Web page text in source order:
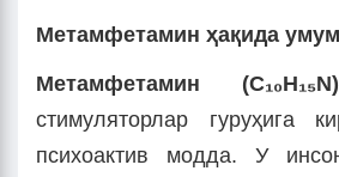
Метамфетамин ҳақида
Метамфетамин (C₁₀H₁₅N)
стимуляторлар гуруҳига
психоактив модда. У